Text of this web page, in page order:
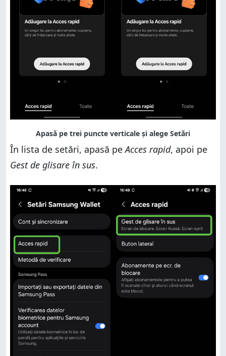
În lista de setări, apasă peAcces rapid, apoi pe
Gest de glisare în sus.